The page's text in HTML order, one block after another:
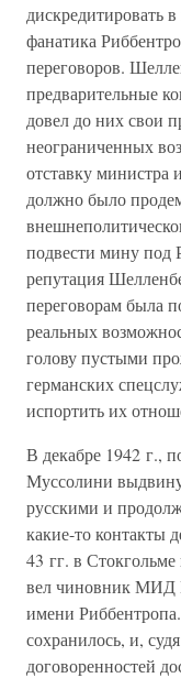
дискредитировать
фанатика
переговоров.
предварительные
довел до них свои
неограниченных
отставку
должно было
подвести мину под
репутация
переговорам была
реальных
голову пустыми
германских
испортить их
В декабре 1942 г.,
Муссолини
русскими и
какие-то контакты
43 гг. в
вел чиновник МИД
имени
сохранилось, и,
договоренностей